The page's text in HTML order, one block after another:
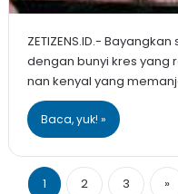
ZETIZENS.ID.-
dengan bunyi kres yang
nan kenyal yang
Baca, yuk! »
1 2 3 »